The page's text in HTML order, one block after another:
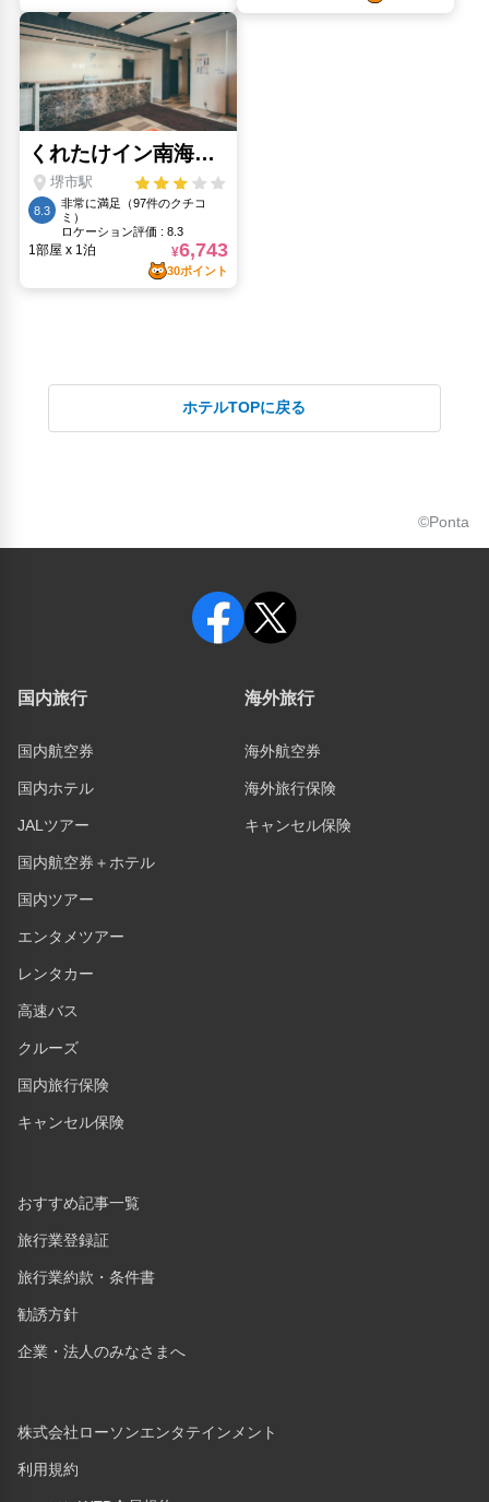
ホテルTOPに戻る
©Ponta
国内旅行
国内航空券
国内ホテル
JALツアー
国内航空券＋ホテル
国内ツアー
エンタメツアー
レンタカー
高速バス
クルーズ
国内旅行保険
キャンセル保険
海外旅行
海外航空券
海外旅行保険
キャンセル保険
おすすめ記事一覧
旅行業登録証
旅行業約款・条件書
勧誘方針
企業・法人のみなさまへ
株式会社ローソンエンタテインメント
利用規約